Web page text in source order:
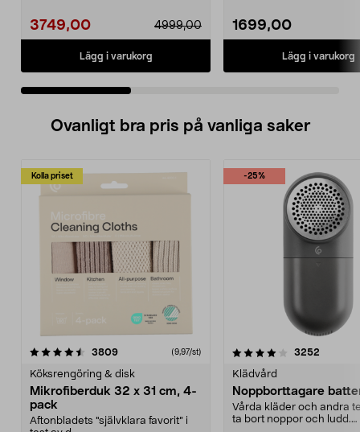
3749,00 4999,00
Lägg i varukorg
1699,00
Lägg i varukorg
Ovanligt bra pris på vanliga saker
Kolla priset
3809recensioner (9,97/st)
Köksrengöring & disk
Mikrofiberduk 32 x 31 cm, 4-
pack
Aftonbladets "självklara favorit” i
-25%
4.0av 5 stjärnor 3252
Klädvård
Noppborttagare
Vårda kläder och andra
ta bort noppor och ludd.
4.5av 5 stjärnor